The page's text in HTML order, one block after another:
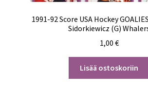
1991-92 Score USA Hockey
Sidorkiewicz (G)
1,00 €
Lisää ostoskoriin